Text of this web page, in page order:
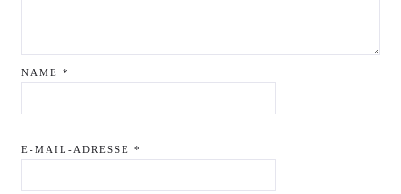
NAME *
E-MAIL-ADRESSE *